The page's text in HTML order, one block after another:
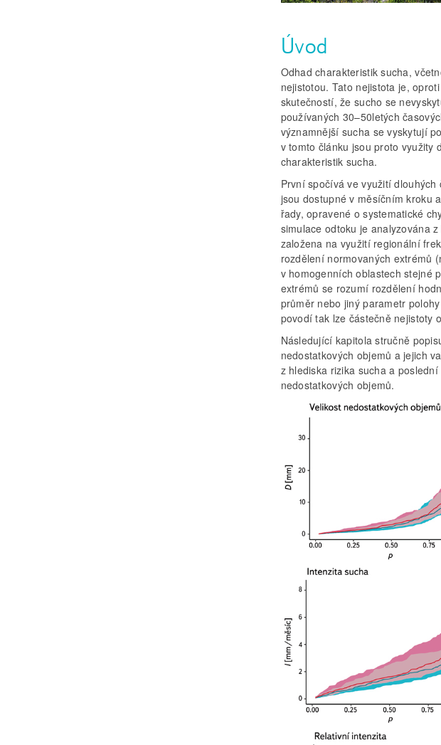
Úvod
Odhad charakteristik sucha,
nejistotou. Tato nejistota je,
skutečností, že sucho se
používaných 30–50letých
významnější sucha se vyskytují
v tomto článku jsou proto využity
charakteristik sucha.
První spočívá ve využití
jsou dostupné v měsíčním kroku
řady, opravené o systematické
simulace odtoku je analyzována
založena na využití regionální
rozdělení normovaných extrémů
v homogenních oblastech stejné
extrémů se rozumí rozdělení
průměr nebo jiný parametr
povodí tak lze částečně nejistoty
Následující kapitola stručně
nedostatkových objemů a jejich
z hlediska rizika sucha a
nedostatkových objemů.